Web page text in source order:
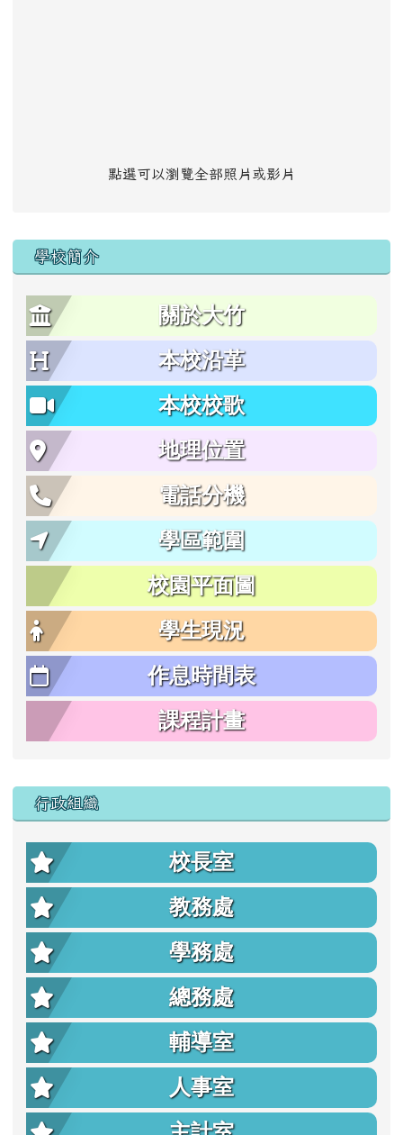
點選可以瀏覽全部照片或影片
學校簡介
關於大竹
本校沿革
本校校歌
地理位置
電話分機
學區範圍
校園平面圖
學生現況
作息時間表
課程計畫
行政組織
校長室
教務處
學務處
總務處
輔導室
人事室